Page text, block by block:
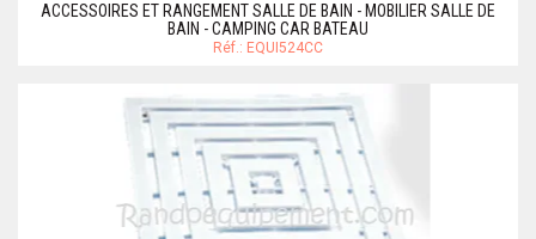
ACCESSOIRES ET RANGEMENT SALLE DE BAIN - MOBILIER SALLE DE
BAIN - CAMPING CAR BATEAU
Réf.: EQUI524CC